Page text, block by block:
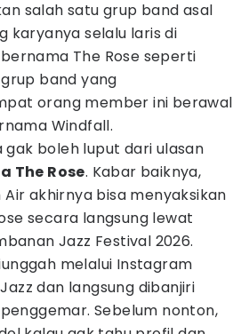
salah satu grup band asal
karyanya selalu laris di
The Rose seperti
band yang
orang member ini berawal
Windfall.
gak boleh luput dari ulasan
The Rose. Kabar baiknya,
Air akhirnya bisa menyaksikan
secara langsung lewat
Jazz Festival 2026.
melalui Instagram
dan langsung dibanjiri
Sebelum nonton,